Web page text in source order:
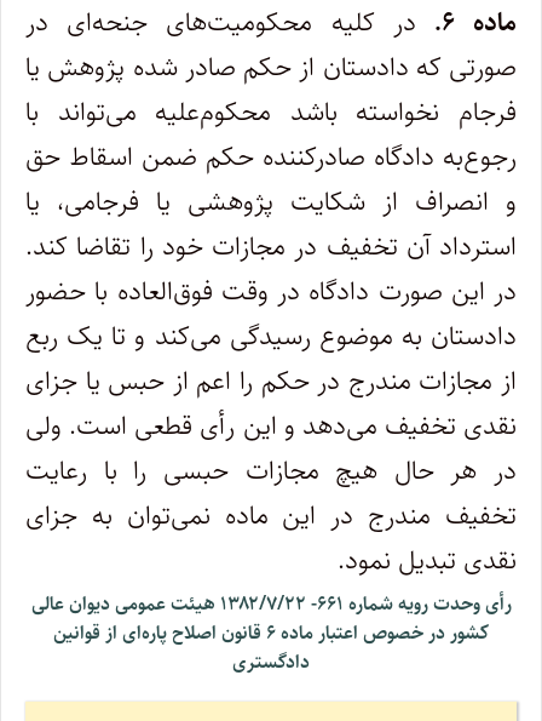
ماده ۶.
در کلیه محکومیت‌های جنحه‌ای در
صورتی که دادستان از حکم صادر شده پژوهش یا
فرجام نخواسته باشد محکوم‌علیه می‌تواند با
رجوع‌به دادگاه صادرکننده حکم ضمن اسقاط حق
و انصراف از شکایت پژوهشی یا فرجامی، یا
استرداد آن تخفیف در مجازات خود را تقاضا کند.
‌در این صورت دادگاه در وقت فوق‌العاده با حضور
دادستان به موضوع رسیدگی می‌کند و تا یک ربع
از مجازات مندرج در حکم را اعم از حبس یا جزای‌
نقدی تخفیف می‌دهد و این رأی قطعی است. ولی
در هر حال هیچ مجازات حبسی را با رعایت
تخفیف مندرج در این ماده نمی‌توان به جزای
نقدی‌ تبدیل نمود.
رأی وحدت رویه شماره ۶۶۱- ۱۳۸۲/۷/۲۲ هیئت عمومی دیوان عالی
کشور در خصوص اعتبار ماده ۶ قانون اصلاح پاره‌ای از قوانین
دادگستری